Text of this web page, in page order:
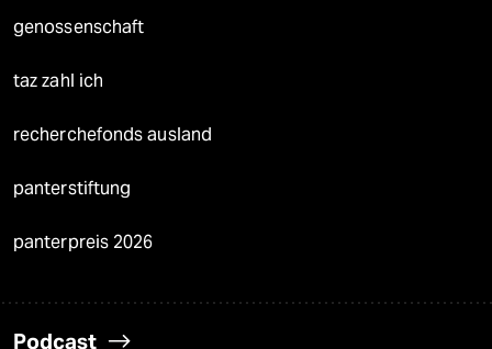
genossenschaft
taz zahl ich
recherchefonds ausland
panterstiftung
panterpreis 2026
Podcast